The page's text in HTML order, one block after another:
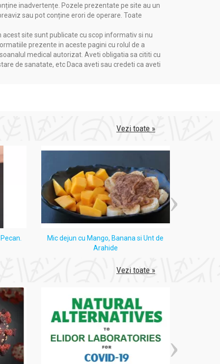
inadvertențe. Pozele prezentate pe site au un
sau pot conține erori de operare. Toate
site sunt publicate cu scop informativ si nu
prezente in aceste pagini cu rolul de a
medical autorizat. Aveti obligatia sa cititi cu
de sanatate, etc Daca aveti sau credeti ca aveti
Vezi toate »
Mic dejun cu Mango, Banana si Unt de
Arahide
Vezi toate »